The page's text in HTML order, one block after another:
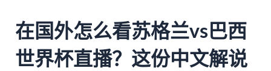
在国外怎么看苏格兰vs巴西
世界杯直播？这份中文解说